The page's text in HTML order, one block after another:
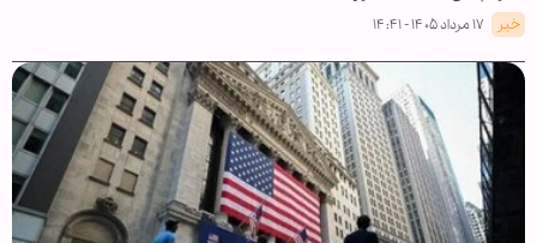
خبر ۱۷ مرداد ۱۴۰۵ - ۱۴:۴۱